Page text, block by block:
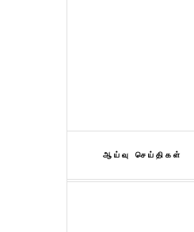
ஆய்வு செய்திகள்